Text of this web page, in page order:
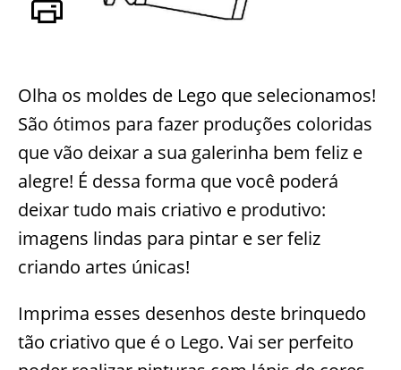
Olha os moldes de Lego que selecionamos!
São ótimos para fazer produções coloridas
que vão deixar a sua galerinha bem feliz e
alegre! É dessa forma que você poderá
deixar tudo mais criativo e produtivo:
imagens lindas para pintar e ser feliz
criando artes únicas!
Imprima esses desenhos deste brinquedo
tão criativo que é o Lego. Vai ser perfeito